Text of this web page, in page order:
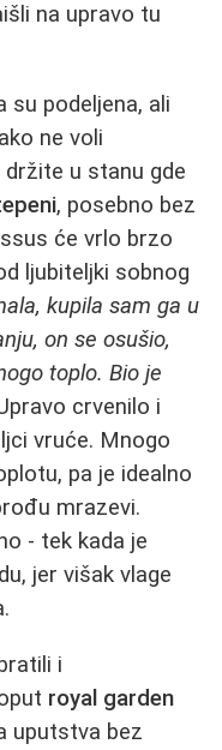
na upravo tu
su podeljena, ali
ne voli
u stanu gde
, posebno bez
će vrlo brzo
ljubiteljki sobnog
kupila sam ga u
on se osušio,
toplo. Bio je
crvenilo i
vruće. Mnogo
pa je idealno
mrazevi.
- tek kada je
jer višak vlage
i
royal garden
uputstva bez